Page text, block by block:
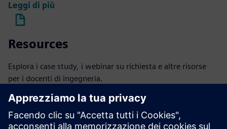
Leggi di più
Resources
Esplora i case study, i webinar su richiesta e altre risorse
per i docenti di ingegneria.
Esplora le risorse